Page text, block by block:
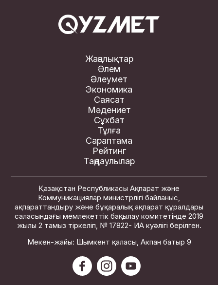
Жаңалықтар
Әлем
Әлеумет
Экономика
Саясат
Мәдениет
Сұхбат
Тұлға
Сараптама
Рейтинг
Таңдаулылар
Қазақстан Республикасы Ақпарат және
Коммуникациялар министрлігі байланыс,
ақпараттандыру және бұқаралық ақпарат құралдары
саласындағы мемлекеттік бақылау комитетінде 2019
жылы 2 тамыз тіркеліп, № 17822- ИА куәлігі берілген.
Мекен-жайы: Шымкент қаласы, Акпан батыр 9